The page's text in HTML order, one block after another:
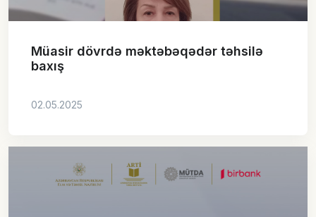
Müasir dövrdə məktəbəqədər təhsilə
baxış
02.05.2025